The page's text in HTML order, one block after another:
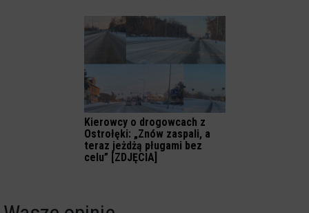
Kierowcy o drogowcach z
Ostrołęki: „Znów zaspali, a
teraz jeżdżą pługami bez
celu” [ZDJĘCIA]